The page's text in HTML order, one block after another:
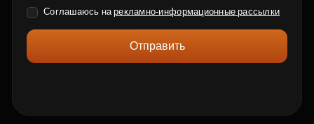
Соглашаюсь нарекламно-информационные рассылки
Отправить